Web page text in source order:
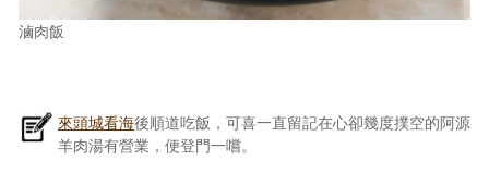
滷肉飯
來頭城看海後順道吃飯，可喜一直留記在心卻幾度撲空的阿源
羊肉湯有營業，便登門一嚐。